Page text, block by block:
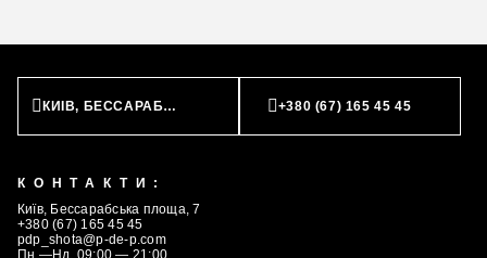
КИЇВ, БЕССАРАБСЬКА ПЛОЩА, 7 +380 (67) 165 45 45
КОНТАКТИ:
Київ, Бессарабська площа, 7
+380 (67) 165 45 45
pdp_shota@p-de-p.com
Пн.—Нд. 09:00 — 21:00